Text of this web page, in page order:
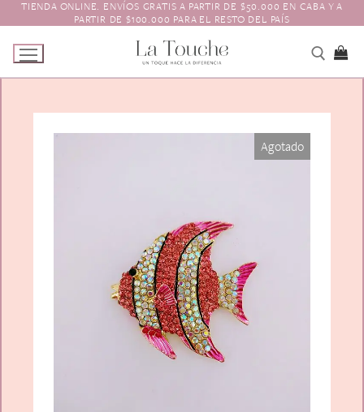
al
contenido
TIENDA ONLINE. ENVÍOS GRATIS A PARTIR DE $50.000 EN CABA Y A
PARTIR DE $100.000 PARA EL RESTO DEL PAÍS
Animales y Bichitos
Florales
Varios
Escarapelas
Accesorios para el pelo
Boinas
Vinchas
Hebillas
Aros
Guantes
Charreteras
Contacto
Agotado